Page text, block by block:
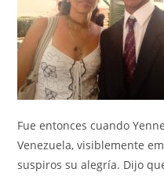
Fue entonces cuando
Venezuela, visiblemente
suspiros su alegría. Dijo